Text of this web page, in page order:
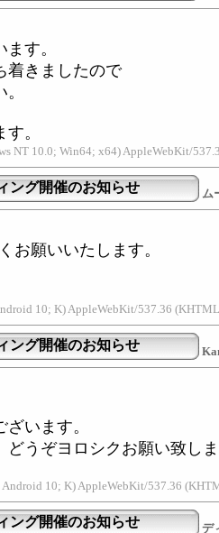
す。
着きましたので
。
NT 10.0; Win64; x64) AppleWebKit/
ング開催のお知らせ ム
お願いいたします。
10; K) AppleWebKit/537.36
ング開催のお知らせ
います。
どうぞヨロシクお願い致し
10; K) AppleWebKit/537.36
ング開催のお知らせ デ